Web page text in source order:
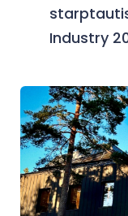
Industry